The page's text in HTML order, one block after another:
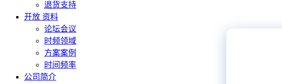
退货支持
开放 资料
论坛会议
时频领域
方案案例
时间频率
公司简介